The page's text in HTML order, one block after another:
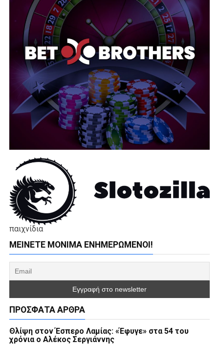
παιχνίδια
ΜΕΊΝΕΤΕ ΜΌΝΙΜΑ ΕΝΗΜΕΡΏΜΕΝΟΙ!
ΠΡΌΣΦΑΤΑ ΆΡΘΡΑ
Θλίψη στον Έσπερο Λαμίας: «Έφυγε» στα 54 του
χρόνια ο Αλέκος Σεργιάννης